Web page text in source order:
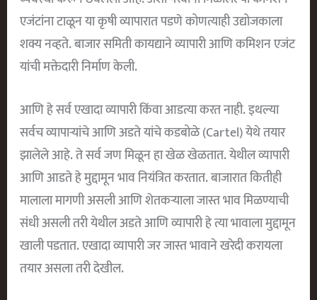
एजंटांना टाळून या कृषी व्यापारात पडणे कोणत्याही उद्योजकाला
शक्य नव्हते. बाजार समिती कायद्याने व्यापारी आणि कमिशन एजंट
यांची मक्तेदारी निर्माण केली.
आणि हे सर्व एखादा व्यापारी किंवा आडत्या करत नाही. इथल्या
सर्वच व्यापाऱ्यांचे आणि अडते यांचे कडबोळे (cartel) येथे तयार
झालेले आहे. ते सर्व जण मिळून हा खेळ खेळतात. येथील व्यापारी
आणि आडते हे मुद्दामून भाव नियंत्रित करतात. बाजारात कितीही
मालाला मागणी असली आणि शेतकऱ्याला जास्त भाव मिळण्याची
संधी असली तरी येथील अडते आणि व्यापारी हे त्या भावाला मुद्दामून
खाली पडतात. एखादा व्यापारी जर जास्त भावाने खरेदी करायला
तयार असला तरी देखील.